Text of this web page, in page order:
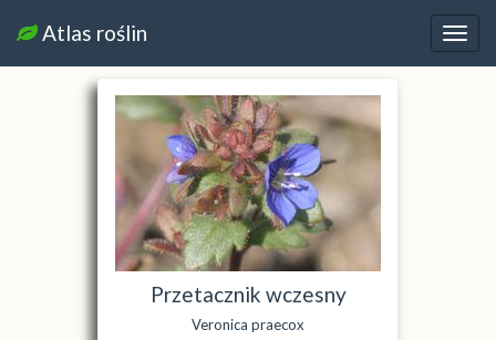
Atlas roślin
Przetacznik wczesny
Veronica praecox